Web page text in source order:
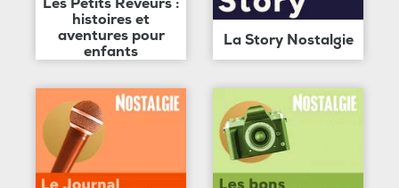
Les Petits Rêveurs :
histoires et
aventures pour
enfants
La Story Nostalgie